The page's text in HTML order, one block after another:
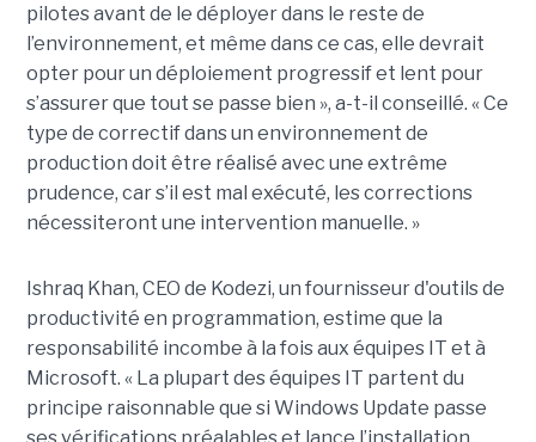
pilotes avant de le déployer dans le reste de
l’environnement, et même dans ce cas, elle devrait
opter pour un déploiement progressif et lent pour
s’assurer que tout se passe bien », a-t-il conseillé. « Ce
type de correctif dans un environnement de
production doit être réalisé avec une extrême
prudence, car s’il est mal exécuté, les corrections
nécessiteront une intervention manuelle. »
Ishraq Khan, CEO de Kodezi, un fournisseur d'outils de
productivité en programmation, estime que la
responsabilité incombe à la fois aux équipes IT et à
Microsoft. « La plupart des équipes IT partent du
principe raisonnable que si Windows Update passe